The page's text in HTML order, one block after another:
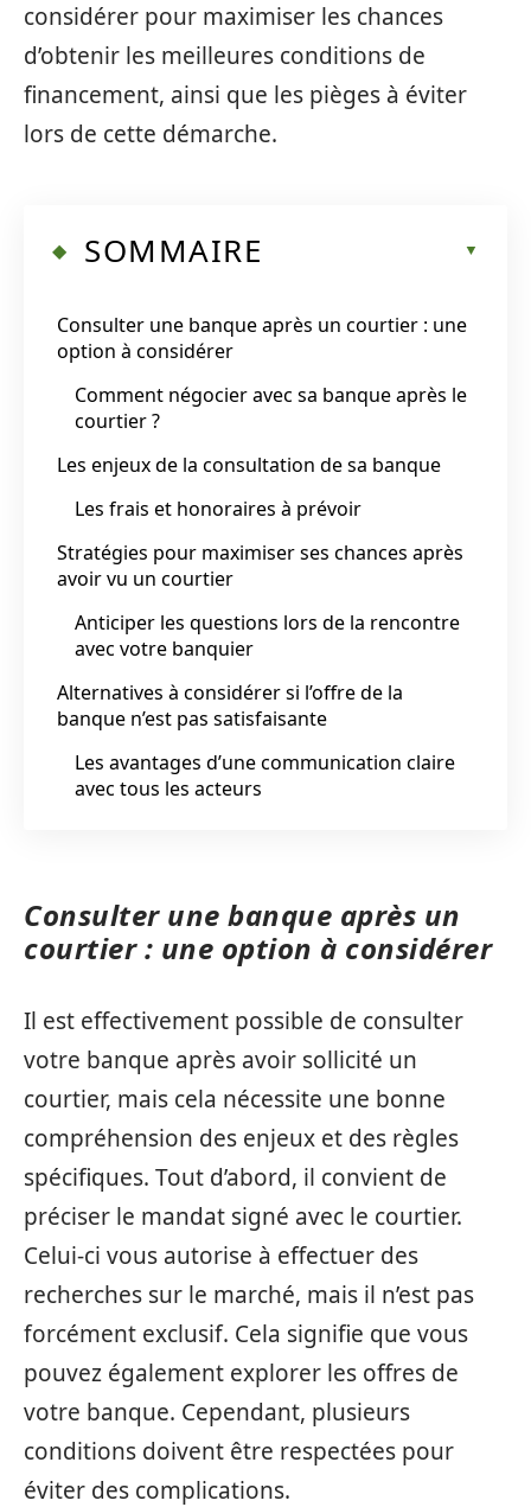
considérer pour maximiser les chances
d’obtenir les meilleures conditions de
financement, ainsi que les pièges à éviter
lors de cette démarche.
SOMMAIRE
Consulter une banque après un courtier : une
option à considérer
Comment négocier avec sa banque après le
courtier ?
Les enjeux de la consultation de sa banque
Les frais et honoraires à prévoir
Stratégies pour maximiser ses chances après
avoir vu un courtier
Anticiper les questions lors de la rencontre
avec votre banquier
Alternatives à considérer si l’offre de la
banque n’est pas satisfaisante
Les avantages d’une communication claire
avec tous les acteurs
Consulter une banque après un
courtier : une option à considérer
Il est effectivement possible de consulter
votre banque après avoir sollicité un
courtier, mais cela nécessite une bonne
compréhension des enjeux et des règles
spécifiques. Tout d’abord, il convient de
préciser le mandat signé avec le courtier.
Celui-ci vous autorise à effectuer des
recherches sur le marché, mais il n’est pas
forcément exclusif. Cela signifie que vous
pouvez également explorer les offres de
votre banque. Cependant, plusieurs
conditions doivent être respectées pour
éviter des complications.